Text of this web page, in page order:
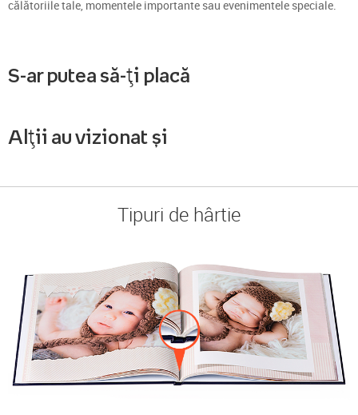
călătoriile tale, momentele importante sau evenimentele speciale.
S-ar putea să-ți placă
Alții au vizionat și
Tipuri de hârtie